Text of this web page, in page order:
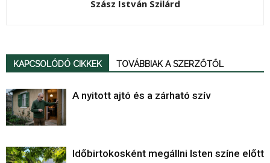
Szász István Szilárd
KAPCSOLÓDÓ CIKKEK TOVÁBBIAK A SZERZŐTŐL
A nyitott ajtó és a zárható szív
Időbirtokosként megállni Isten színe előtt